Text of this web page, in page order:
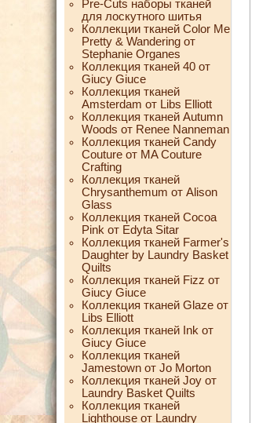
Pre-Cuts наборы тканей
для лоскутного шитья
Коллекции тканей Color Me
Pretty & Wandering от
Stephanie Organes
Коллекция тканей 40 от
Giucy Giuce
Коллекция тканей
Amsterdam от Libs Elliott
Коллекция тканей Autumn
Woods от Renee Nanneman
Коллекция тканей Candy
Couture от MA Couture
Crafting
Коллекция тканей
Chrysanthemum от Alison
Glass
Коллекция тканей Cocoa
Pink от Edyta Sitar
Коллекция тканей Farmer's
Daughter by Laundry Basket
Quilts
Коллекция тканей Fizz от
Giucy Giuce
Коллекция тканей Glaze от
Libs Elliott
Коллекция тканей Ink от
Giucy Giuce
Коллекция тканей
Jamestown от Jo Morton
Коллекция тканей Joy от
Laundry Basket Quilts
Коллекция тканей
Lighthouse от Laundry